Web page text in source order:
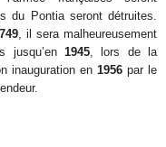
du Pontia seront détruites.
, il sera malheureusement
jusqu’en 1945, lors de la
inauguration en 1956par le